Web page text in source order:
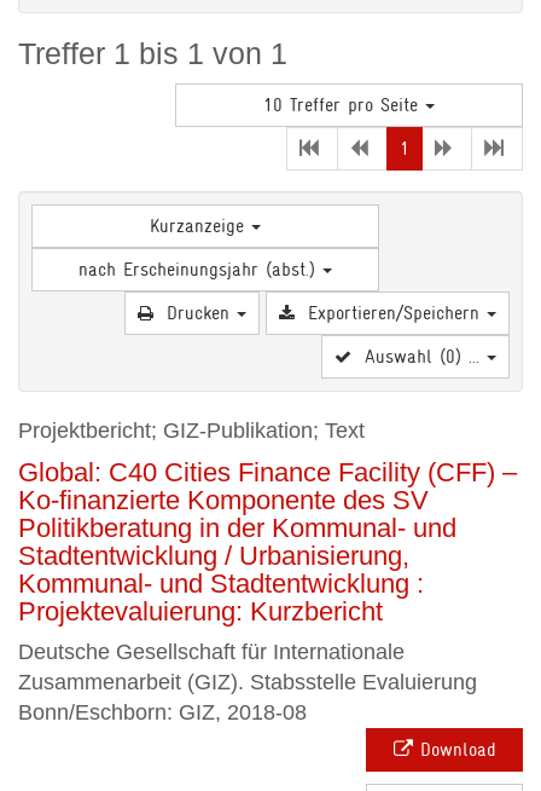
Treffer 1 bis 1 von 1
10 Treffer pro Seite
1
(current)
Kurzanzeige
nach Erscheinungsjahr (abst.)
Drucken
Exportieren/Speichern
Auswahl (0) ...
Projektbericht; GIZ-Publikation; Text
Global: C40 Cities Finance Facility (CFF) –
Ko-finanzierte Komponente des SV
Politikberatung in der Kommunal- und
Stadtentwicklung / Urbanisierung,
Kommunal- und Stadtentwicklung :
Projektevaluierung: Kurzbericht
Deutsche Gesellschaft für Internationale
Zusammenarbeit (GIZ). Stabsstelle Evaluierung
Bonn/Eschborn: GIZ, 2018-08
Download